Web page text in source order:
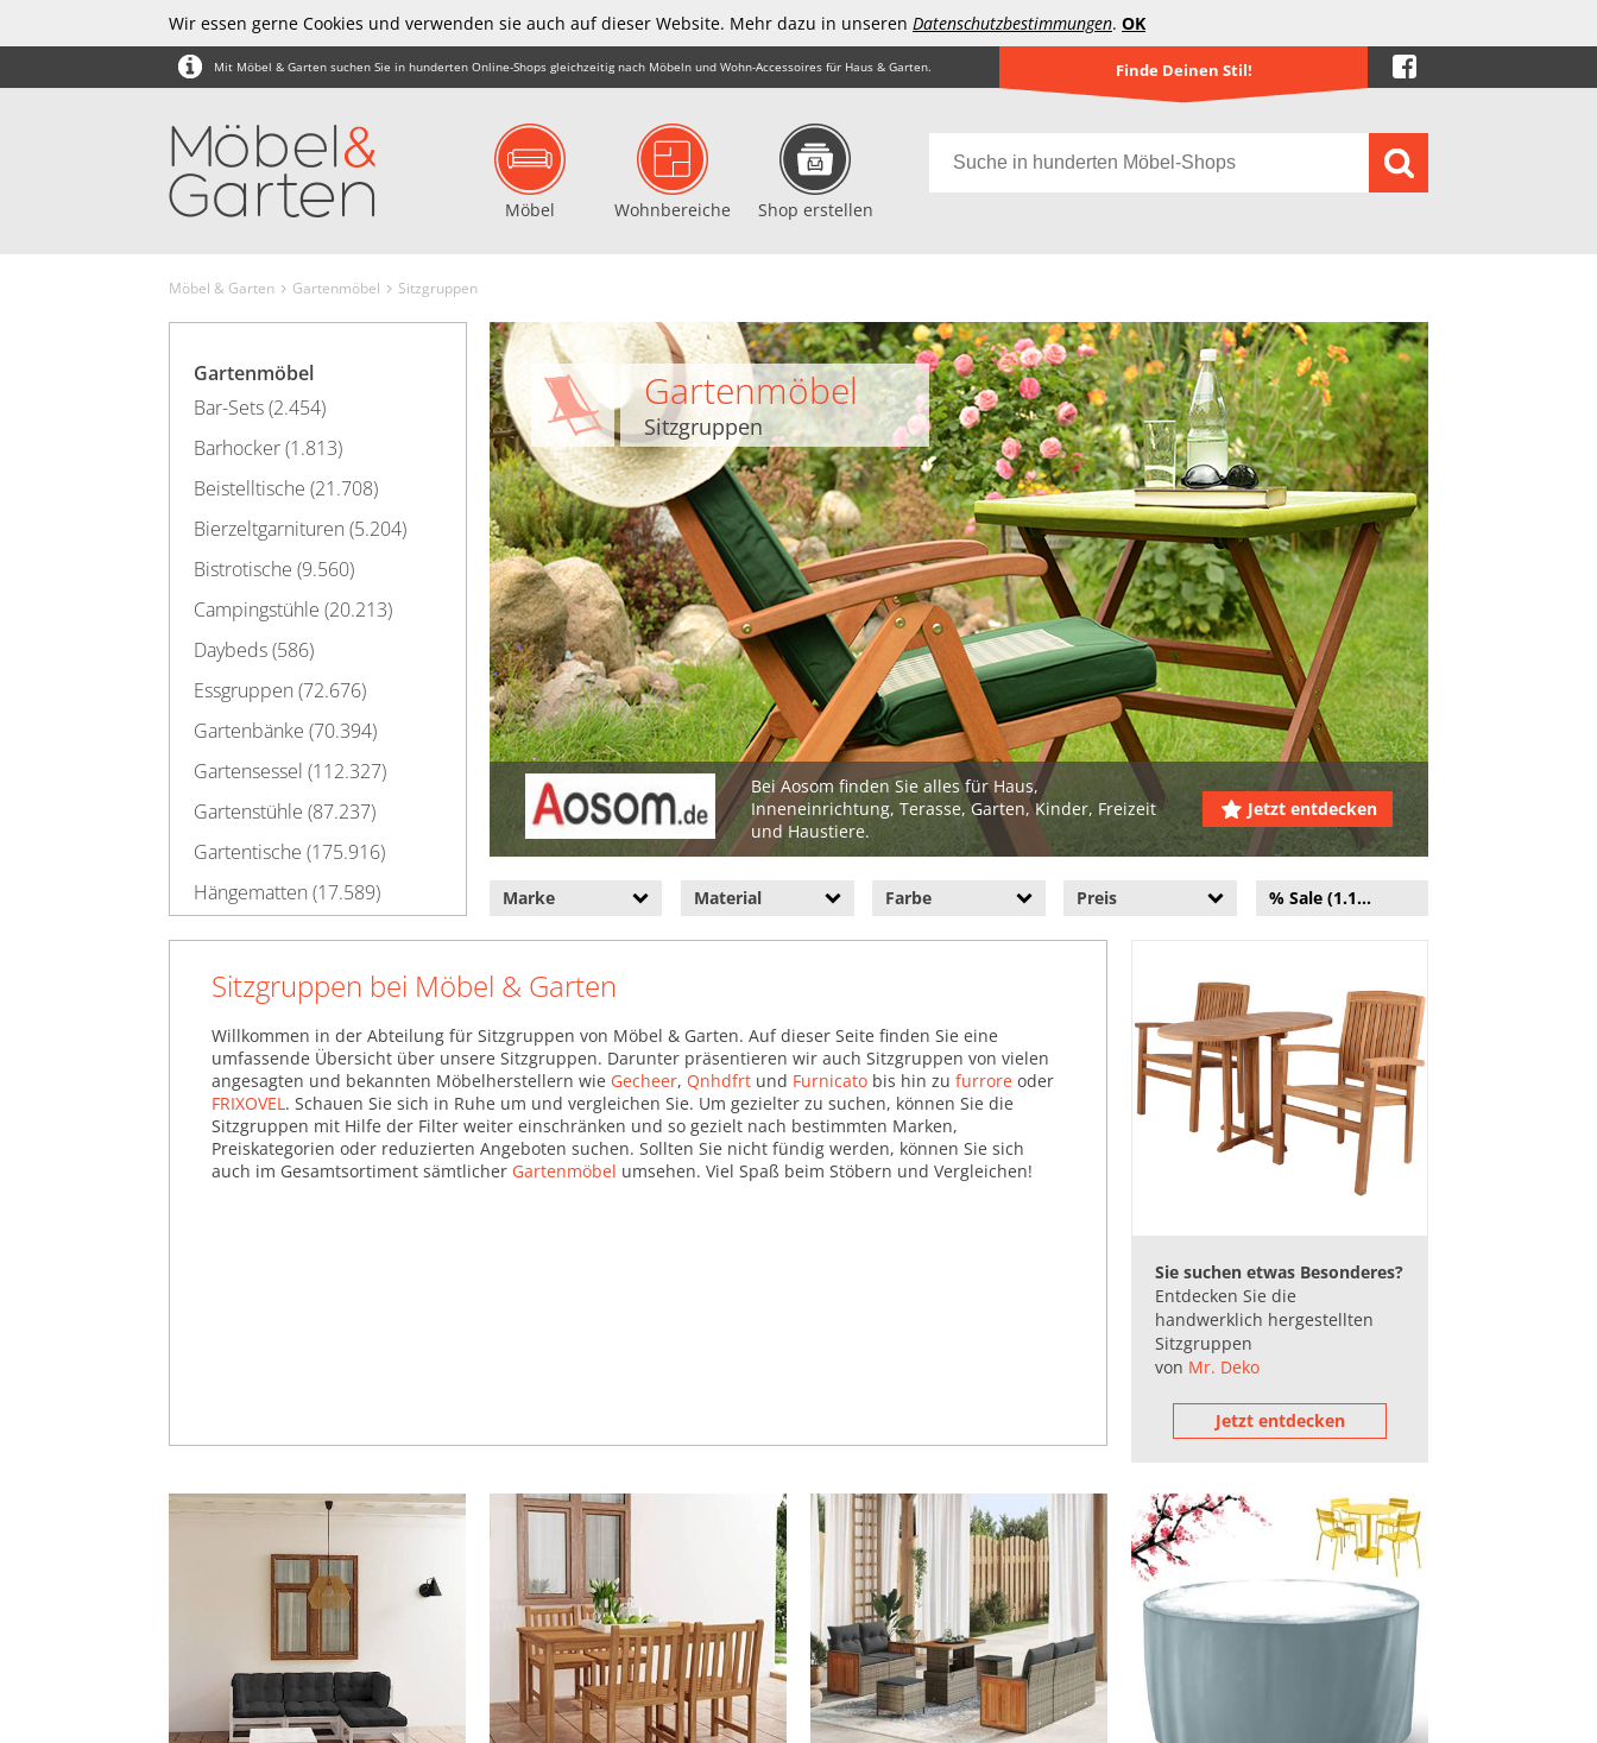
Wir essen gerne Cookies und verwenden sie auch auf dieser Website. Mehr dazu in unseren Datenschutzbestimmungen. OK
Mit Möbel & Garten suchen Sie in hunderten Online-Shops gleichzeitig nach Möbeln und Wohn-Accessoires für Haus & Garten. Finde Deinen Stil!
Möbel Wohnbereiche Shop erstellen
Möbel & Garten Gartenmöbel Sitzgruppen
Gartenmöbel
Bar-Sets (2.454)
Barhocker (1.813)
Beistelltische (21.708)
Bierzeltgarnituren (5.204)
Bistrotische (9.560)
Campingstühle (20.213)
Daybeds (586)
Essgruppen (72.676)
Gartenbänke (70.394)
Gartensessel (112.327)
Gartenstühle (87.237)
Gartentische (175.916)
Hängematten (17.589)
Hocker (4.538)
Klappstühle (13.424)
Liegestühle (27.755)
Lounge-Sets (205.367)
Loungestühle (7.138)
Sonnenliegen (27.160)
Stehtische (8.457)
Gartenmöbel
Sitzgruppen
Bei Aosom finden Sie alles für Haus,
Inneneinrichtung, Terasse, Garten, Kinder, Freizeit
und Haustiere.
Jetzt entdecken
Marke Material Farbe Preis % Sale (1.149)
Sie suchen etwas Besonderes?
Entdecken Sie die
handwerklich hergestellten
Sitzgruppen
von Mr. Deko
Jetzt entdecken
Sitzgruppen bei Möbel & Garten
Willkommen in der Abteilung für Sitzgruppen von Möbel & Garten. Auf dieser Seite finden Sie eine
umfassende Übersicht über unsere Sitzgruppen. Darunter präsentieren wir auch Sitzgruppen von vielen
angesagten und bekannten Möbelherstellern wie Gecheer, Qnhdfrt und Furnicato bis hin zu furrore oder
FRIXOVEL. Schauen Sie sich in Ruhe um und vergleichen Sie. Um gezielter zu suchen, können Sie die
Sitzgruppen mit Hilfe der Filter weiter einschränken und so gezielt nach bestimmten Marken,
Preiskategorien oder reduzierten Angeboten suchen. Sollten Sie nicht fündig werden, können Sie sich
auch im Gesamtsortiment sämtlicher Gartenmöbel umsehen. Viel Spaß beim Stöbern und Vergleichen!